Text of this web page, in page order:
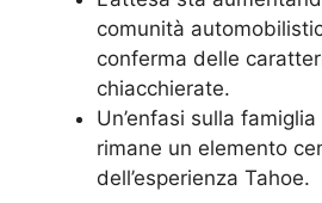
comunità
conferma delle
chiacchierate.
Un’enfasi sulla famiglia
rimane un elemento
dell’esperienza Tahoe.